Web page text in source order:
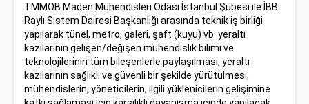
TMMOB Maden Mühendisleri Odası İstanbul Şubesi ile İBB
Raylı Sistem Dairesi Başkanlığı arasında teknik iş birliği
yapılarak tünel, metro, galeri, şaft (kuyu) vb. yeraltı
kazılarının gelişen/değişen mühendislik bilimi ve
teknolojilerinin tüm bileşenlerle paylaşılması, yeraltı
kazılarının sağlıklı ve güvenli bir şekilde yürütülmesi,
mühendislerin, yöneticilerin, ilgili yüklenicilerin gelişimine